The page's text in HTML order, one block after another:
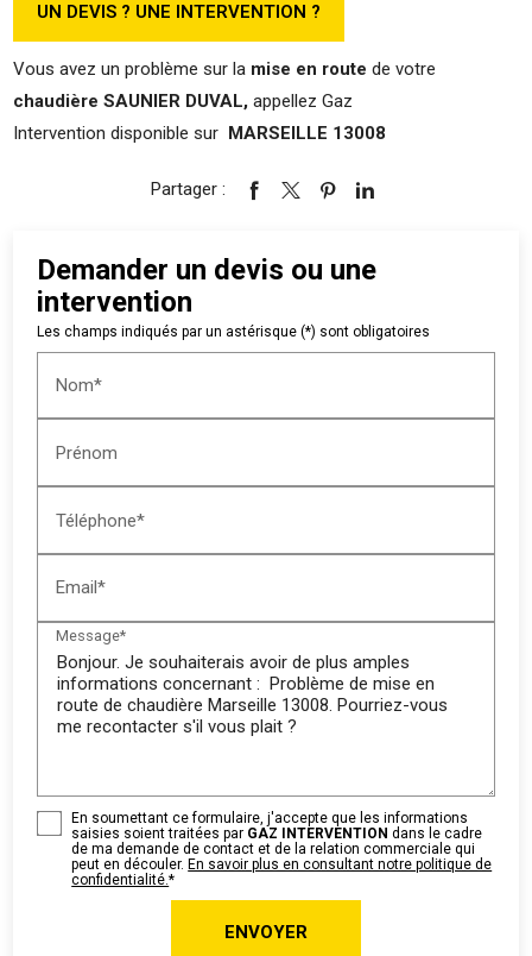
UN DEVIS ? UNE INTERVENTION ?
Vous avez un problème sur la mise en route de votre
chaudière SAUNIER DUVAL, appellez Gaz
Intervention disponible sur MARSEILLE 13008
Partager :
Demander un devis ou une
intervention
Les champs indiqués par un astérisque (*) sont obligatoires
Nom*
Prénom
Téléphone*
Email*
Message*
En soumettant ce formulaire, j'accepte que les informations
saisies soient traitées par GAZ INTERVENTION dans le cadre
de ma demande de contact et de la relation commerciale qui
peut en découler.En savoir plus en consultant notre politique de
confidentialité.*